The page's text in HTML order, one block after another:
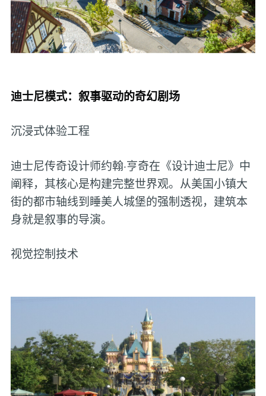
迪士尼模式：叙事驱动的奇幻剧场
沉浸式体验工程
迪士尼传奇设计师约翰·亨奇在《设计迪士尼》中
阐释，其核心是构建完整世界观。从美国小镇大
街的都市轴线到睡美人城堡的强制透视，建筑本
身就是叙事的导演。
视觉控制技术